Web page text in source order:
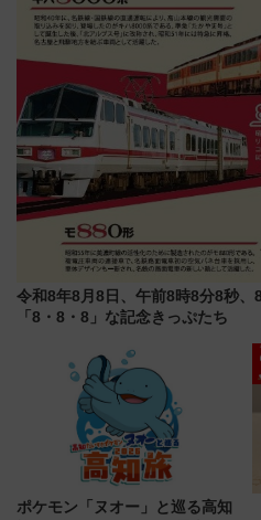
令和8年8月8日、午前8時8分8秒
「8・8・8」な記念きっぷたち
ポケモン「ヌオー」と巡る高知